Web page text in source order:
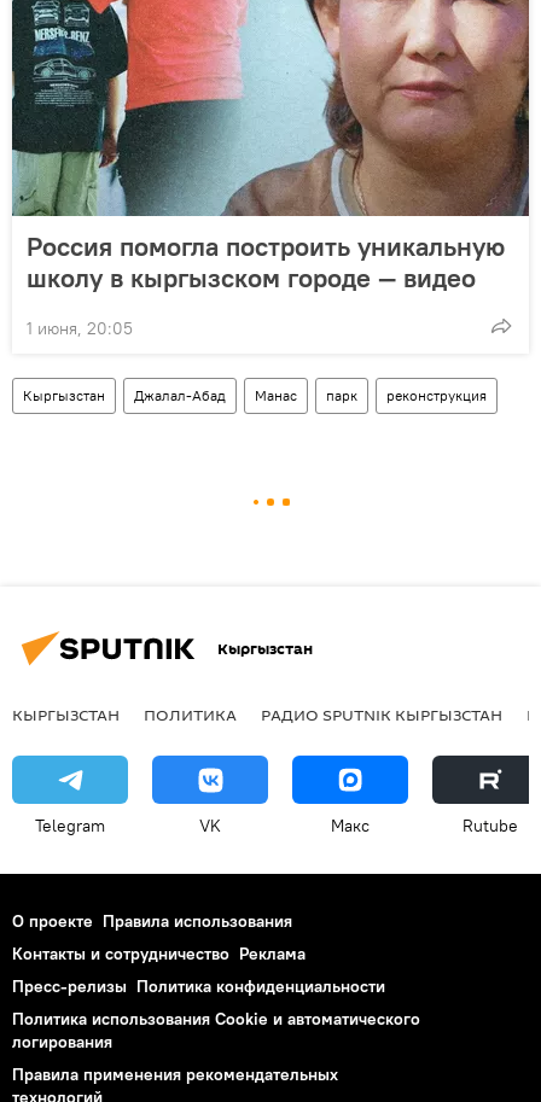
Россия помогла построить уникальную
школу в кыргызском городе — видео
1 июня, 20:05
Кыргызстан Джалал-Абад Манас парк реконструкция
Кыргызстан
КЫРГЫЗСТАН ПОЛИТИКА РАДИО SPUTNIK КЫРГЫЗСТАН
Telegram VK Макс Rutube
О проекте Правила использования
Контакты и сотрудничество Реклама
Пресс-релизы Политика конфиденциальности
Политика использования Cookie и автоматического
логирования
Правила применения рекомендательных
технологий